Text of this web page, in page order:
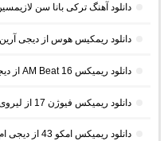
دانلود آهنگ ترکی بانا سن
دانلود ریمکیس هوس از دیجی
دانلود ریمیکس AM Beat 16 از دیجی AMB (پادکست طولانی شنیدنی)
دانلود ریمیکس فیوژن 17 از لیروی بیتز
دانلود ریمیکس امکو 43 از دیجی ام کو (پادکست طولانی عاشقانه)